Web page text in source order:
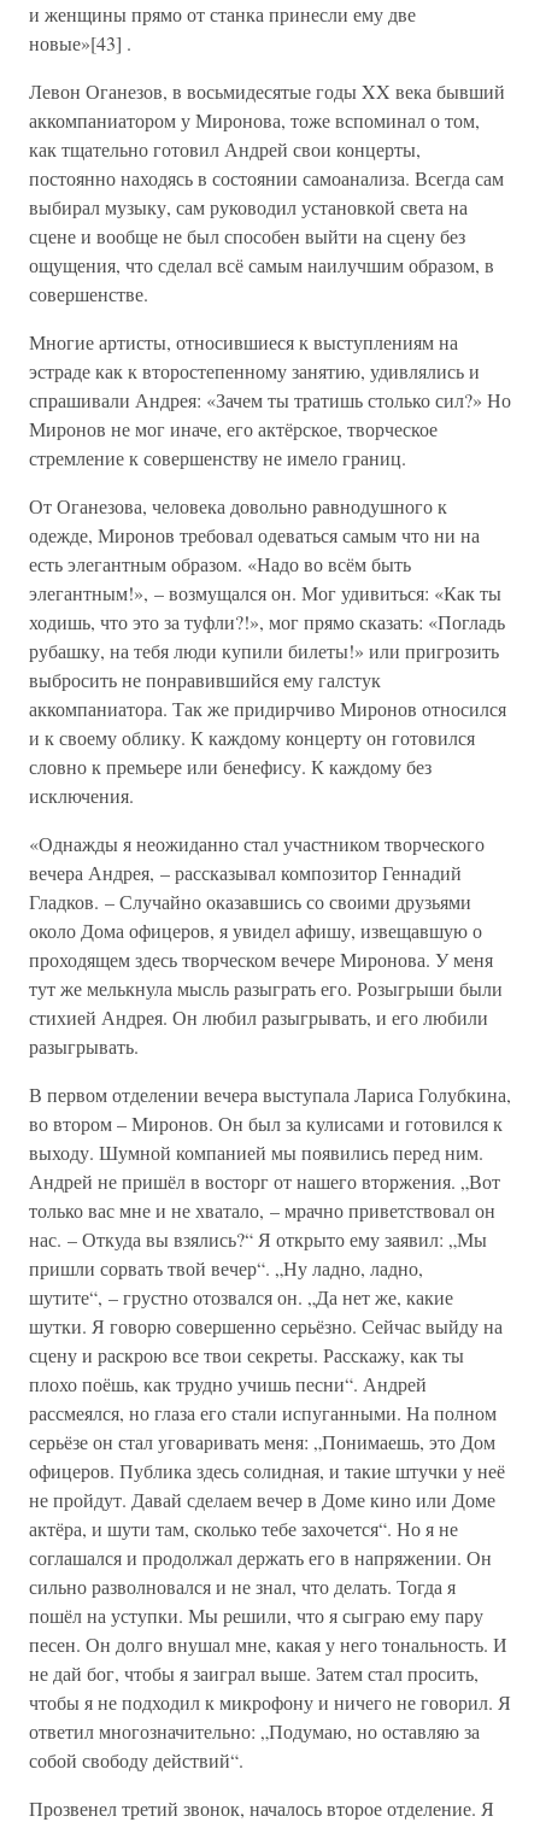
и женщины прямо от станка принесли ему две
новые»[43] .
Левон Оганезов, в восьмидесятые годы XX века бывший
аккомпаниатором у Миронова, тоже вспоминал о том,
как тщательно готовил Андрей свои концерты,
постоянно находясь в состоянии самоанализа. Всегда сам
выбирал музыку, сам руководил установкой света на
сцене и вообще не был способен выйти на сцену без
ощущения, что сделал всё самым наилучшим образом, в
совершенстве.
Многие артисты, относившиеся к выступлениям на
эстраде как к второстепенному занятию, удивлялись и
спрашивали Андрея: «Зачем ты тратишь столько сил?» Но
Миронов не мог иначе, его актёрское, творческое
стремление к совершенству не имело границ.
От Оганезова, человека довольно равнодушного к
одежде, Миронов требовал одеваться самым что ни на
есть элегантным образом. «Надо во всём быть
элегантным!», – возмущался он. Мог удивиться: «Как ты
ходишь, что это за туфли?!», мог прямо сказать: «Погладь
рубашку, на тебя люди купили билеты!» или пригрозить
выбросить не понравившийся ему галстук
аккомпаниатора. Так же придирчиво Миронов относился
и к своему облику. К каждому концерту он готовился
словно к премьере или бенефису. К каждому без
исключения.
«Однажды я неожиданно стал участником творческого
вечера Андрея, – рассказывал композитор Геннадий
Гладков. – Случайно оказавшись со своими друзьями
около Дома офицеров, я увидел афишу, извещавшую о
проходящем здесь творческом вечере Миронова. У меня
тут же мелькнула мысль разыграть его. Розыгрыши были
стихией Андрея. Он любил разыгрывать, и его любили
разыгрывать.
В первом отделении вечера выступала Лариса Голубкина,
во втором – Миронов. Он был за кулисами и готовился к
выходу. Шумной компанией мы появились перед ним.
Андрей не пришёл в восторг от нашего вторжения. „Вот
только вас мне и не хватало, – мрачно приветствовал он
нас. – Откуда вы взялись?“ Я открыто ему заявил: „Мы
пришли сорвать твой вечер“. „Ну ладно, ладно,
шутите“, – грустно отозвался он. „Да нет же, какие
шутки. Я говорю совершенно серьёзно. Сейчас выйду на
сцену и раскрою все твои секреты. Расскажу, как ты
плохо поёшь, как трудно учишь песни“. Андрей
рассмеялся, но глаза его стали испуганными. На полном
серьёзе он стал уговаривать меня: „Понимаешь, это Дом
офицеров. Публика здесь солидная, и такие штучки у неё
не пройдут. Давай сделаем вечер в Доме кино или Доме
актёра, и шути там, сколько тебе захочется“. Но я не
соглашался и продолжал держать его в напряжении. Он
сильно разволновался и не знал, что делать. Тогда я
пошёл на уступки. Мы решили, что я сыграю ему пару
песен. Он долго внушал мне, какая у него тональность. И
не дай бог, чтобы я заиграл выше. Затем стал просить,
чтобы я не подходил к микрофону и ничего не говорил. Я
ответил многозначительно: „Подумаю, но оставляю за
собой свободу действий“.
Прозвенел третий звонок, началось второе отделение. Я